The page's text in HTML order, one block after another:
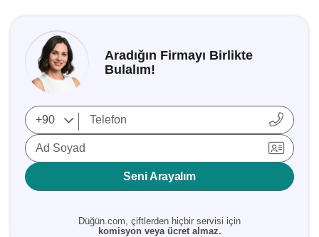
Aradığın Firmayı Birlikte
Bulalım!
Ad Soyad
Seni Arayalım
Düğün.com, çiftlerden hiçbir servisi için
komisyon veya ücret almaz.